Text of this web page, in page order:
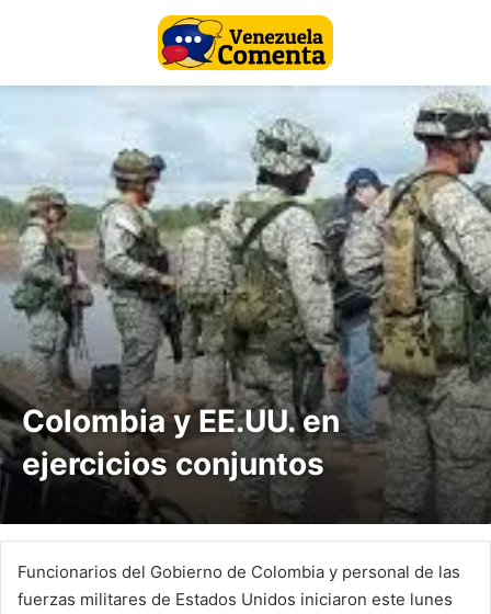
Colombia y EE.UU. en
ejercicios conjuntos
Funcionarios del Gobierno de Colombia y personal de las
fuerzas militares de Estados Unidos iniciaron este lunes